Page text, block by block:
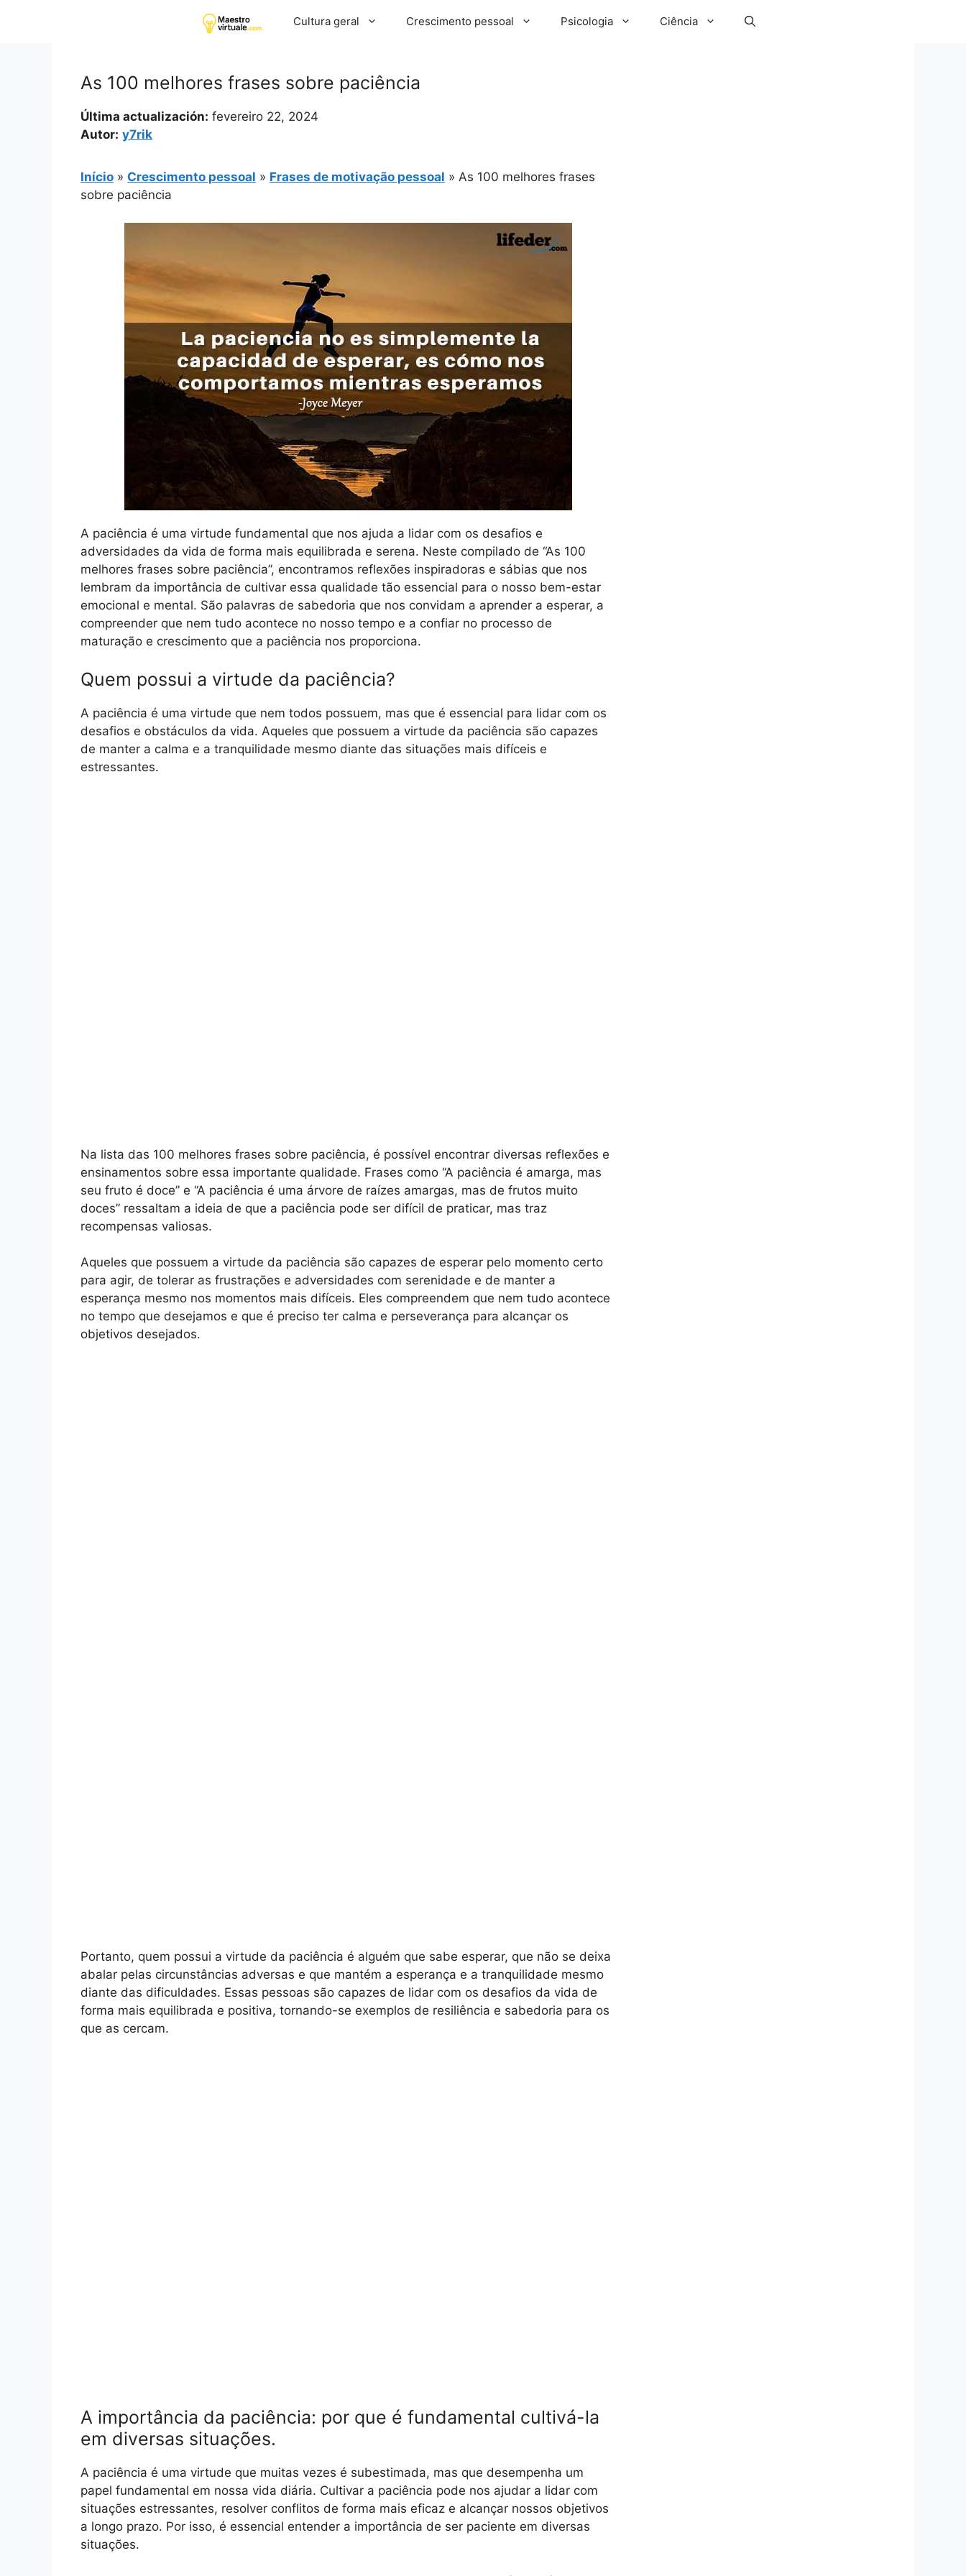
Cultura geral Crescimento pessoal Psicologia Ciência
As 100 melhores frases sobre paciência
Última actualización: fevereiro 22, 2024
Autor: y7rik
Início » Crescimento pessoal » Frases de motivação pessoal » As 100 melhores frases
sobre paciência
A paciência é uma virtude fundamental que nos ajuda a lidar com os desafios e
adversidades da vida de forma mais equilibrada e serena. Neste compilado de “As 100
melhores frases sobre paciência”, encontramos reflexões inspiradoras e sábias que nos
lembram da importância de cultivar essa qualidade tão essencial para o nosso bem-estar
emocional e mental. São palavras de sabedoria que nos convidam a aprender a esperar, a
compreender que nem tudo acontece no nosso tempo e a confiar no processo de
maturação e crescimento que a paciência nos proporciona.
Quem possui a virtude da paciência?
A paciência é uma virtude que nem todos possuem, mas que é essencial para lidar com os
desafios e obstáculos da vida. Aqueles que possuem a virtude da paciência são capazes
de manter a calma e a tranquilidade mesmo diante das situações mais difíceis e
estressantes.
Na lista das 100 melhores frases sobre paciência, é possível encontrar diversas reflexões e
ensinamentos sobre essa importante qualidade. Frases como “A paciência é amarga, mas
seu fruto é doce” e “A paciência é uma árvore de raízes amargas, mas de frutos muito
doces” ressaltam a ideia de que a paciência pode ser difícil de praticar, mas traz
recompensas valiosas.
Aqueles que possuem a virtude da paciência são capazes de esperar pelo momento certo
para agir, de tolerar as frustrações e adversidades com serenidade e de manter a
esperança mesmo nos momentos mais difíceis. Eles compreendem que nem tudo acontece
no tempo que desejamos e que é preciso ter calma e perseverança para alcançar os
objetivos desejados.
Portanto, quem possui a virtude da paciência é alguém que sabe esperar, que não se deixa
abalar pelas circunstâncias adversas e que mantém a esperança e a tranquilidade mesmo
diante das dificuldades. Essas pessoas são capazes de lidar com os desafios da vida de
forma mais equilibrada e positiva, tornando-se exemplos de resiliência e sabedoria para os
que as cercam.
A importância da paciência: por que é fundamental cultivá-la
em diversas situações.
A paciência é uma virtude que muitas vezes é subestimada, mas que desempenha um
papel fundamental em nossa vida diária. Cultivar a paciência pode nos ajudar a lidar com
situações estressantes, resolver conflitos de forma mais eficaz e alcançar nossos objetivos
a longo prazo. Por isso, é essencial entender a importância de ser paciente em diversas
situações.